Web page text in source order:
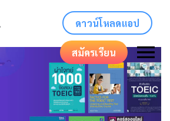
ดาวน์โหลดแอป
สมัครเรียน